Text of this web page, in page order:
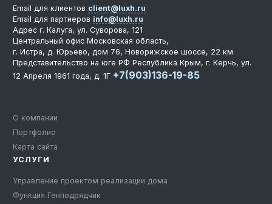
О компании
Портфолио
Карта сайта
УСЛУГИ
Управление проектом реализации дома
Функция Генподрядчик
Email для клиентов client@luxh.ru
Email для партнеров info@luxh.ru
Адрес г. Калуга, ул. Суворова, 121
Центральный офис Московская область,
г. Истра, д. Юрьево, дом 76, Новорижское шоссе, 22 км
Представительство на юге РФ Республика Крым, г. Керчь, ул.
12 Апреля 1961 года, д. 1Г +7(903)136-19-85